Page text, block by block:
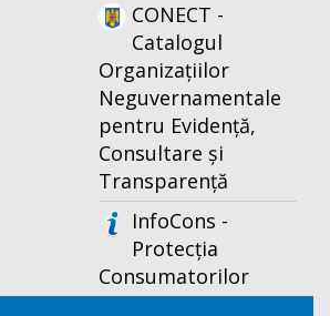
CONECT -
Catalogul
Organizațiilor
Neguvernamentale
pentru Evidență,
Consultare și
Transparență
InfoCons -
Protecția
Consumatorilor